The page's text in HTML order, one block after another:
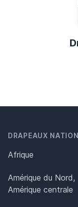
DRAPEAUX
Afrique
Amérique du Nord,
Amérique centrale